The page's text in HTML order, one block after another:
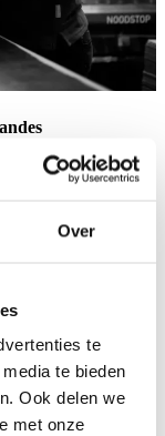
Over
te
te bieden
Ook delen we
met onze
Monta
électroniques
qui permet de
des clients.
ton
problèmes liés à
généraux grâce à
optimisés.